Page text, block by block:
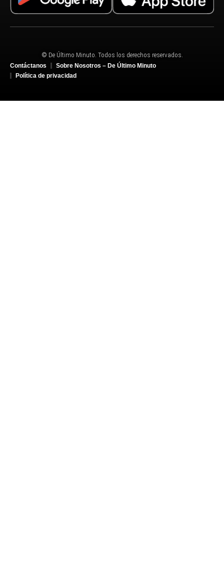
© De Último Minuto. Todos los derechos reservados.
Contáctanos
Sobre Nosotros – De Último Minuto
Política de privacidad